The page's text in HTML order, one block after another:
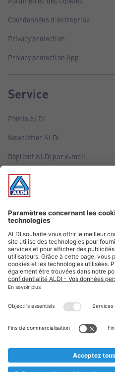
Coordonnées d'entreprise
Privacy protection
Privacy protection App
Service
Points ALDI
Newsletter ALDI
Dépliant ALDI par e-mail
Offres
Infos essentielles
Suivez ALDI
Textes marqués d'un astérisque
* Nous vendons ces articles
au cas où, malgré le planning
prématurément en rupture de
** Sur ce site, l’utilisation de la